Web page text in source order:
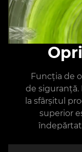
Funcția de
de
la sfârșitul
superior